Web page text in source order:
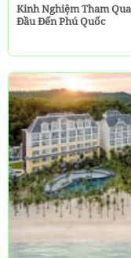
Kinh Nghiệm Tham
Đầu Đến Phú Quốc